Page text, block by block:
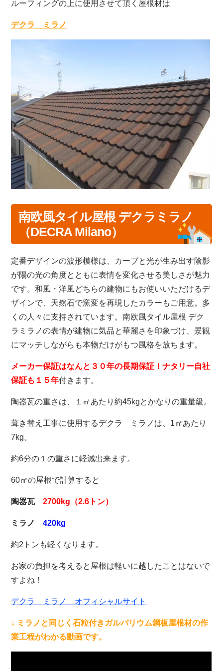
ルーフィングの上に使用させて頂く屋根材は
デクラ ミラノ
南欧風タイル屋根 デクラミラノ
（DECRA Milano）
定番デザインの波形模様は、カーブと光が生み出す陰影
が陽の光の角度とともに表情を変化させる美しさが魅力
です。和風・洋風どちらの建物にもお使いいただけるデ
ザインで、天然石で窯変を再現したカラーもご用意。多
くの人々に支持されています。南欧風タイル屋根 デク
ラミラノの表情が建物に気品と華麗さを印象づけ、景観
にマッチしながらも本物だけがもつ風格を放ちます。
メーカー保証はなんと３０年の長期保証！ナタリー自社
保証も１５年付きます。
陶器瓦の重さは、１㎡あたり約45kgとかなりの重量級。
葺き替え工事に使用するデクラ ミラノは、1㎡あたり
7kg。
約6分の１の重さに軽減出来ます。
60㎡の屋根で計算すると
陶器瓦2700kg（2.6トン）
ミラノ420kg
約2トンも軽くなります。
お家の負担を考えると屋根は軽いに越したことはないで
すよね！
デクラ ミラノ オフィシャルサイト
↓ ミラノと同じく石粒付きガルバリウム鋼板屋根材の作
業工程がわかる動画です。